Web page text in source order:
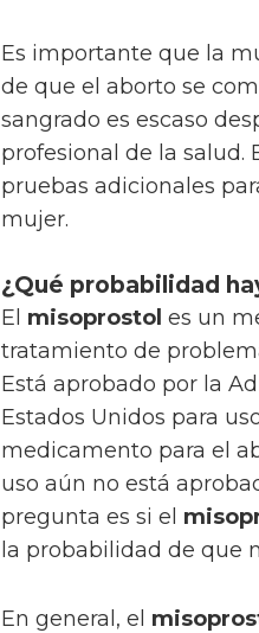
Es importante que la
de que el aborto se
sangrado es escaso
profesional de la salud.
pruebas adicionales
mujer.
¿Qué probabilidad
El misoprostol es un
tratamiento de
Está aprobado por la
Estados Unidos para
medicamento para el
uso aún no está
pregunta es si el
la probabilidad de que
En general, el